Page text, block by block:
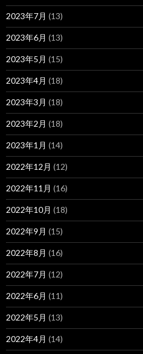
2023年7月 (13)
2023年6月 (13)
2023年5月 (15)
2023年4月 (18)
2023年3月 (18)
2023年2月 (18)
2023年1月 (14)
2022年12月 (12)
2022年11月 (16)
2022年10月 (18)
2022年9月 (15)
2022年8月 (16)
2022年7月 (12)
2022年6月 (11)
2022年5月 (13)
2022年4月 (14)